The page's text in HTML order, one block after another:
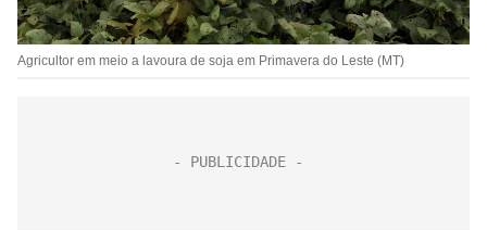
Agricultor em meio a lavoura de soja em Primavera do Leste (MT)